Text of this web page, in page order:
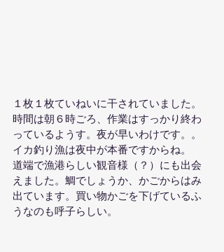
１枚１枚ていねいに干されていました。
時間は朝６時ごろ、作業はすっかり終わ
っているようす。夜が早いわけです。。
イカ釣り漁は夜中が本番ですからね。
道端で漁港らしい観音様（？）にも出会
えました。鯛でしょうか、かごからはみ
出ています。買い物かごを下げているふ
うなのも呼子らしい。